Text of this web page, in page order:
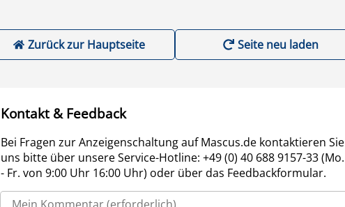
Zurück zur Hauptseite Seite neu laden
Kontakt & Feedback
Bei Fragen zur Anzeigenschaltung auf Mascus.de kontaktieren Sie
uns bitte über unsere Service-Hotline: +49 (0) 40 688 9157-33 (Mo.
- Fr. von 9:00 Uhr 16:00 Uhr) oder über das Feedbackformular.